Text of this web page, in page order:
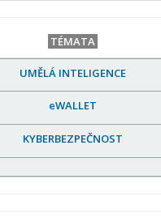
TÉMATA
UMĚLÁ INTELIGENCE
eWALLET
KYBERBEZPEČNOST